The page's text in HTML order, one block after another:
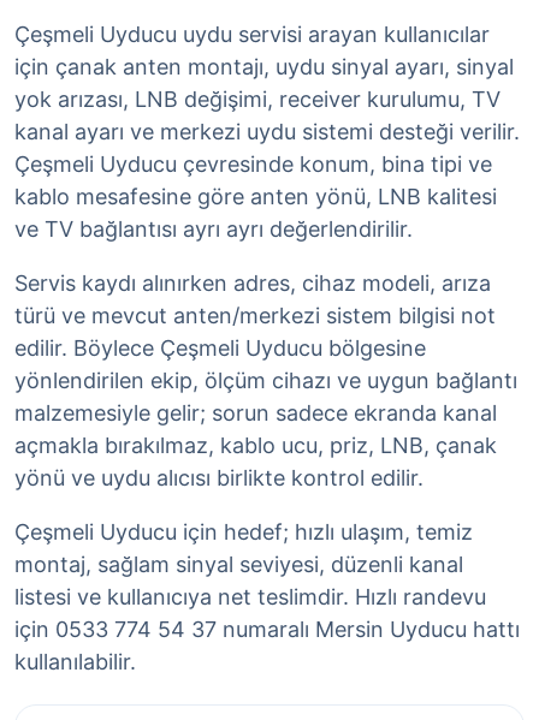
Çeşmeli Uyducu uydu servisi arayan kullanıcılar
için çanak anten montajı, uydu sinyal ayarı, sinyal
yok arızası, LNB değişimi, receiver kurulumu, TV
kanal ayarı ve merkezi uydu sistemi desteği verilir.
Çeşmeli Uyducu çevresinde konum, bina tipi ve
kablo mesafesine göre anten yönü, LNB kalitesi
ve TV bağlantısı ayrı ayrı değerlendirilir.
Servis kaydı alınırken adres, cihaz modeli, arıza
türü ve mevcut anten/merkezi sistem bilgisi not
edilir. Böylece Çeşmeli Uyducu bölgesine
yönlendirilen ekip, ölçüm cihazı ve uygun bağlantı
malzemesiyle gelir; sorun sadece ekranda kanal
açmakla bırakılmaz, kablo ucu, priz, LNB, çanak
yönü ve uydu alıcısı birlikte kontrol edilir.
Çeşmeli Uyducu için hedef; hızlı ulaşım, temiz
montaj, sağlam sinyal seviyesi, düzenli kanal
listesi ve kullanıcıya net teslimdir. Hızlı randevu
için 0533 774 54 37 numaralı Mersin Uyducu hattı
kullanılabilir.